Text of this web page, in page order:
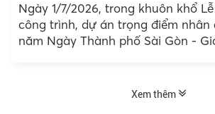
Ngày 1/7/2026, trong khuôn khổ
công trình, dự án trọng điểm nhân
năm Ngày Thành phố Sài Gòn -
Xem thêm